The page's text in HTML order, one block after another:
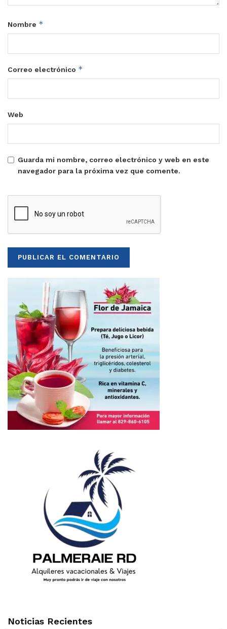
Nombre *
Correo electrónico *
Web
Guarda mi nombre, correo electrónico y web en este
navegador para la próxima vez que comente.
Noticias Recientes